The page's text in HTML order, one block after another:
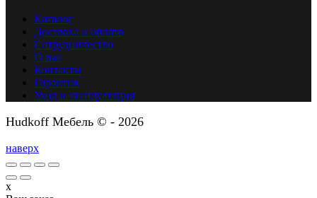
Каталог
Доставка и оплата
Сотрудничество
О нас
Контакты
Гарантия
Уход и эксплуатация
Hudkoff Мебель © - 2026
наверх
x